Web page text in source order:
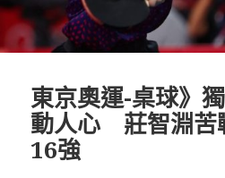
東京奧運-桌球》
動人心 莊智淵苦
16強